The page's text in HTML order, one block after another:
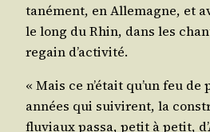
ta­né­ment, en Alle­magne, et
le long du Rhin, dans les
regain d’activité.
« Mais ce n’était qu’un feu
années qui sui­virent, la
flu­viaux pas­sa, petit à petit,